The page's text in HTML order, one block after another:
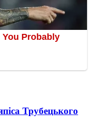
Трубецького